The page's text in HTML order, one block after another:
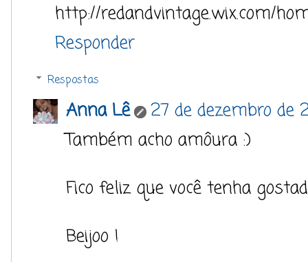
http://redandvintage.wix.com/
Responder
Respostas
Anna Lê
27 de dezembro de
Também acho amôura :)
Fico feliz que você tenha
Beijoo !